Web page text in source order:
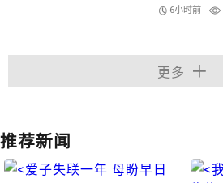
6小时前
更多
推荐新闻